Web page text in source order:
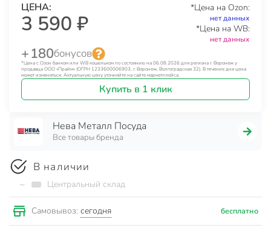
ЦЕНА:
3 590 ₽
*Цена на Ozon:
нет данных
*Цена на WB:
нет данных
+ 180бонусов
*Цена с Озон банком или WB кошельком по состоянию на 06.08.2026 для региона г. Воронеж у
продавца ООО «Прайм» (ОГРН 1233600006903, г. Воронеж, Волгоградская 32). В течение дня цена
может изменяться. Актуальную цену уточняйте на сайте маркетплейса.
Купить в 1 клик
Нева Металл Посуда
Все товары бренда
В наличии
~ Центральный склад
Самовывоз: сегодня бесплатно